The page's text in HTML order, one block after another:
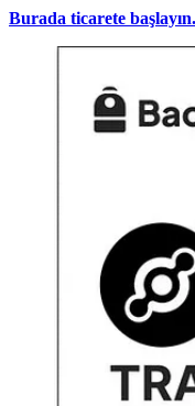
Burada ticarete başlayın.